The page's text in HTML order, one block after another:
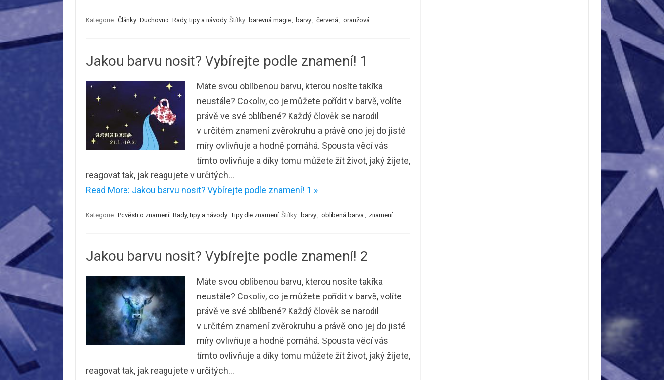
Kategorie: Články Duchovno Rady, tipy a návody Štítky: barevná magie, barvy, červená , oranžová
Jakou barvu nosit? Vybírejte podle znamení! 1
Máte svou oblíbenou barvu, kterou nosíte takřka
neustále? Cokoliv, co je můžete pořídit v barvě, volíte
právě ve své oblíbené? Každý člověk se narodil
v určitém znamení zvěrokruhu a právě ono jej do jisté
míry ovlivňuje a hodně pomáhá. Spousta věcí vás
tímto ovlivňuje a díky tomu můžete žít život, jaký žijete,
reagovat tak, jak reagujete v určitých…
Read More: Jakou barvu nosit? Vybírejte podle znamení! 1 »
Kategorie: Pověsti o znamení Rady, tipy a návody Tipy dle znamení Štítky: barvy, oblíbená barva , znamení
Jakou barvu nosit? Vybírejte podle znamení! 2
Máte svou oblíbenou barvu, kterou nosíte takřka
neustále? Cokoliv, co je můžete pořídit v barvě, volíte
právě ve své oblíbené? Každý člověk se narodil
v určitém znamení zvěrokruhu a právě ono jej do jisté
míry ovlivňuje a hodně pomáhá. Spousta věcí vás
tímto ovlivňuje a díky tomu můžete žít život, jaký žijete,
reagovat tak, jak reagujete v určitých…